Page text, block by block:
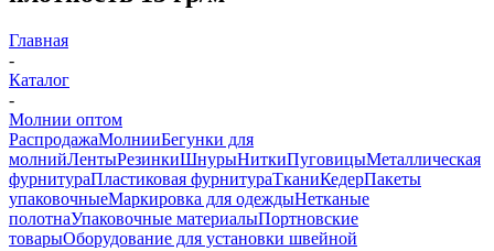
Главная
-
Каталог
-
Молнии оптом
РаспродажаМолнииБегунки для
молнийЛентыРезинкиШнурыНиткиПуговицыМеталлическая
фурнитураПластиковая фурнитураТканиКедерПакеты
упаковочныеМаркировка для одеждыНетканые
полотнаУпаковочные материалыПортновские
товарыОборудование для установки швейной